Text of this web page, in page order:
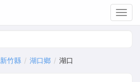
新竹縣 湖口鄉 湖口